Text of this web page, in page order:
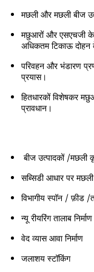
मछली और मछली बीज
मछुआरों और एसएचजी के
अधिकतम टिकाऊ दोहन
परिवहन और भंडारण
प्रयास।
हितधारकों विशेषकर
प्रावधान।
बीज उत्पादकों /मछली
सब्सिडी आधार पर
विभागीय स्पॉन / फ़ीड
न्यू रीयरिंग तालाब निर्माण
वेद व्यास आवा निर्माण
जलाशय स्टॉकिंग